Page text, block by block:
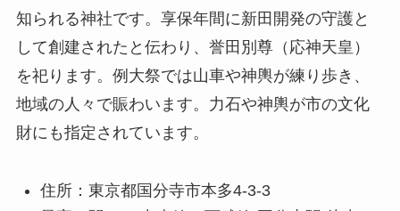
知られる神社です。享保年間に新田開発の守護と
して創建されたと伝わり、誉田別尊（応神天皇）
を祀ります。例大祭では山車や神輿が練り歩き、
地域の人々で賑わいます。力石や神輿が市の文化
財にも指定されています。
住所：東京都国分寺市本多4-3-3